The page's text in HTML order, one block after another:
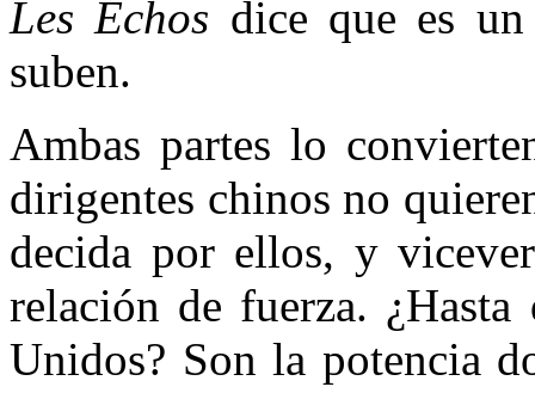
Les Échos dice que es
suben.
Ambas partes lo
dirigentes chinos no
decida por ellos, y
relación de fuerza.
Unidos? Son la potencia